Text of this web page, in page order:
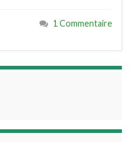
1 Commentaire